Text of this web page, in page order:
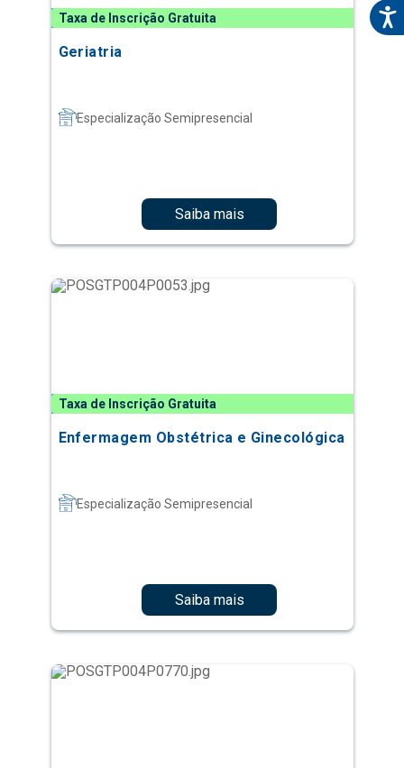
Taxa de Inscrição Gratuita
Geriatria
Especialização Semipresencial
Saiba mais
Taxa de Inscrição Gratuita
Enfermagem Obstétrica e Ginecológica
Especialização Semipresencial
Saiba mais